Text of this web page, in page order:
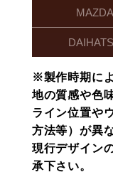
MAZDA
※製作時期に
地の質感や色
ライン位置や
方法等）が異
現行デザイン
承下さい。